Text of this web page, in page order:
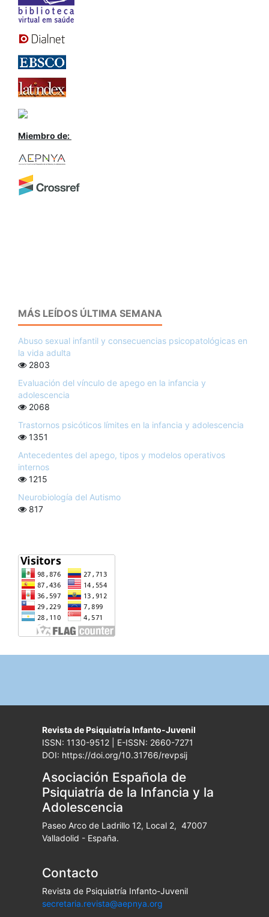
Miembro de:
MÁS LEÍDOS ÚLTIMA SEMANA
Abuso sexual infantil y consecuencias psicopatológicas en
la vida adulta
2803
Evaluación del vínculo de apego en la infancia y
adolescencia
2068
Trastornos psicóticos límites en la infancia y adolescencia
1351
Antecedentes del apego, tipos y modelos operativos
internos
1215
Neurobiología del Autismo
817
Revista de Psiquiatría Infanto-Juvenil
ISSN: 1130-9512 | E-ISSN: 2660-7271
DOI: https://doi.org/10.31766/revpsij
Asociación Española de
Psiquiatría de la Infancia y la
Adolescencia
Paseo Arco de Ladrillo 12, Local 2, 47007
Valladolid - España.
Contacto
Revista de Psiquiatría Infanto-Juvenil
secretaria.revista@aepnya.org